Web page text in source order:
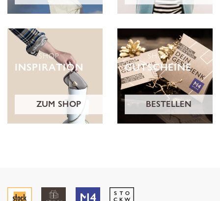
SHOP
INSPIRATION
ZUM SHOP
SHOP
GUTSCHEINE
BESTELLEN